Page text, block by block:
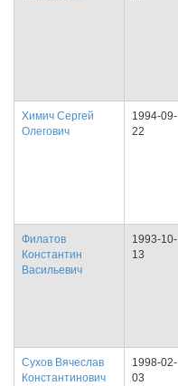
Химич Сергей
Олегович
1994-09-
22
Филатов
Константин
Васильевич
1993-10-
13
Сухов Вячеслав
Константинович
1998-02-
03